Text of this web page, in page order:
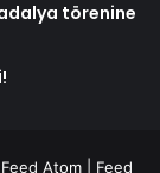
törenine
Feed Atom Feed